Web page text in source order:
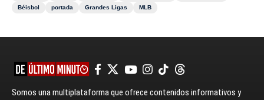
Béisbol
portada Grandes Ligas MLB
Somos una multiplataforma que ofrece contenidos informativos y